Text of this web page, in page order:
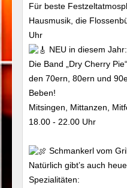
Für beste
Hausmusik, die
Uhr
NEU in diesem Jahr:
Die Band „Dry Cherry
den 70ern, 80ern und
Beben!
Mitsingen, Mittanzen,
18.00 - 22.00 Uhr
Schmankerl vom
Natürlich gibt’s auch
Spezialitäten: